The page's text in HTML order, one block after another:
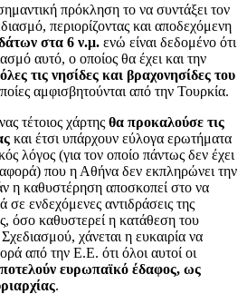
πρόκληση το να συντάξει τον
περιορίζοντας και αποδεχόμενη
στα 6 ν.μ. ενώ είναι δεδομένο ότι
αυτό, ο οποίος θα έχει και την
όλες τις νησίδες και βραχονησίδες του
αμφισβητούνται από την Τουρκία.
τέτοιος χάρτης θα προκαλούσε τις
και έτσι υπάρχουν εύλογα ερωτήματα
λόγος (για τον οποίο πάντως δεν έχει
που η Αθήνα δεν εκπληρώνει την
η καθυστέρηση αποσκοπεί στο να
σε ενδεχόμενες αντιδράσεις της
όσο καθυστερεί η κατάθεση του
χάνεται η ευκαιρία να
από την Ε.Ε. ότι όλοι αυτοί οι
ευρωπαϊκό έδαφος, ως
.